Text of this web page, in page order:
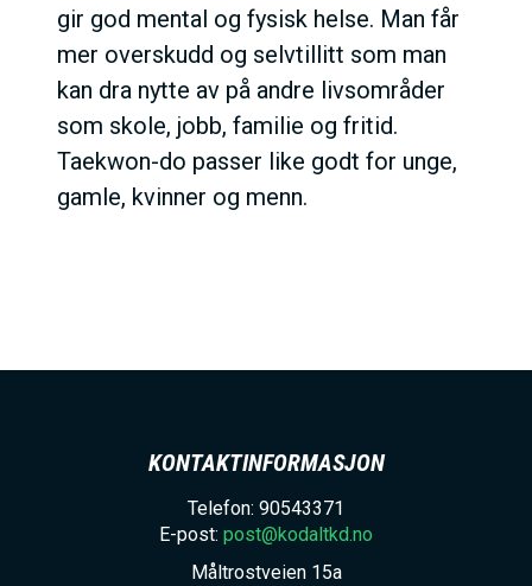
gir god mental og fysisk helse. Man får
mer overskudd og selvtillitt som man
kan dra nytte av på andre livsområder
som skole, jobb, familie og fritid.
Taekwon-do passer like godt for unge,
gamle, kvinner og menn.
KONTAKTINFORMASJON
Telefon: 90543371
E-post: post@kodaltkd.no
Måltrostveien 15a